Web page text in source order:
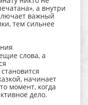
а внутри
важный
тем сильнее
слова, а
начинает
момент, когда
дело.